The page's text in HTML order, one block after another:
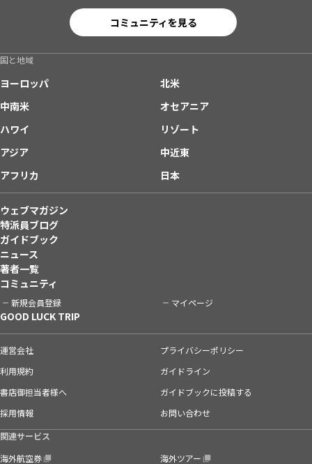
コミュニティを見る
国と地域
ヨーロッパ
北米
中南米
オセアニア
ハワイ
リゾート
アジア
中近東
アフリカ
日本
ウェブマガジン
特派員ブログ
ガイドブック
ニュース
著者一覧
コミュニティ
新規会員登録 マイページ
GOOD LUCK TRIP
運営会社
プライバシーポリシー
利用規約
ガイドライン
書店御担当者様へ
ガイドブックに投稿する
採用情報
お問い合わせ
関連サービス
海外航空券
海外ツアー